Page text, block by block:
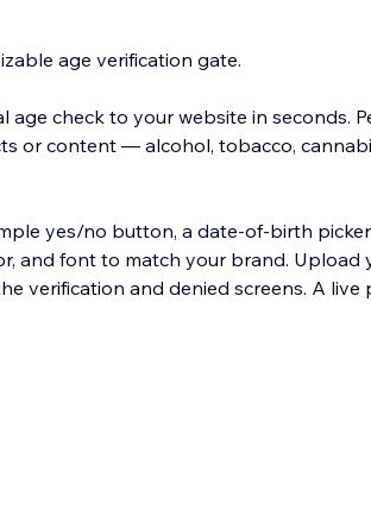
age verification gate.
age check to your website in seconds.
or content — alcohol, tobacco,
yes/no button, a date-of-birth
and font to match your brand. Upload
verification and denied screens. A live